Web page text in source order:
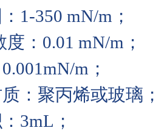
：1-350 mN/m
：0.01 mN/m；
0.001mN/m
质：聚丙烯或玻
3mL；